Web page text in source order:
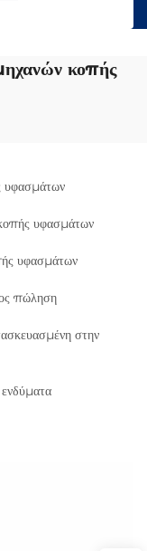
κοπής
υφασμάτων
υφασμάτων
υφασμάτων
πώληση
στην